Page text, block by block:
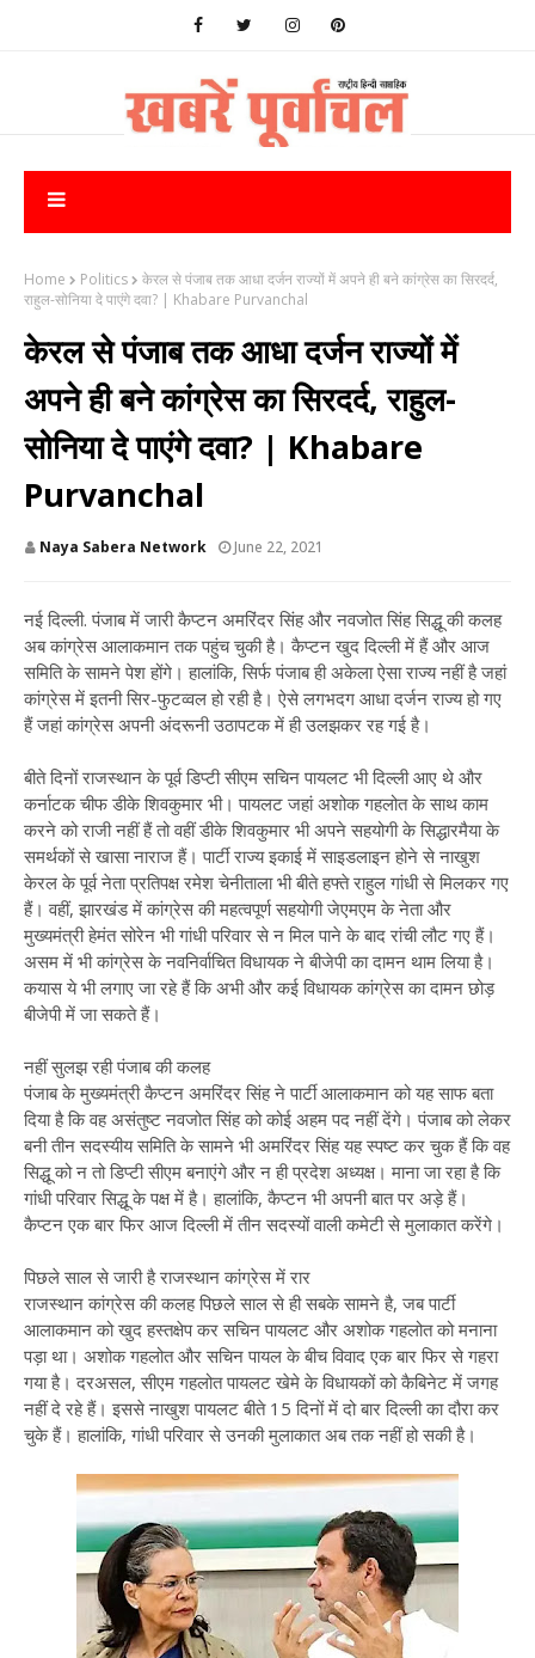
Home Politics
केरल से पंजाब तक आधा दर्जन राज्यों में अपने ही बने कांग्रेस का सिरदर्द,
राहुल-सोनिया दे पाएंगे दवा? | Khabare Purvanchal
केरल से पंजाब तक आधा दर्जन राज्यों में
अपने ही बने कांग्रेस का सिरदर्द, राहुल-
सोनिया दे पाएंगे दवा? | Khabare
Purvanchal
Naya Sabera Network June 22, 2021
नई दिल्ली. पंजाब में जारी कैप्टन अमरिंदर सिंह और नवजोत सिंह सिद्धू की कलह
अब कांग्रेस आलाकमान तक पहुंच चुकी है। कैप्टन खुद दिल्ली में हैं और आज
समिति के सामने पेश होंगे। हालांकि, सिर्फ पंजाब ही अकेला ऐसा राज्य नहीं है जहां
कांग्रेस में इतनी सिर-फुटव्वल हो रही है। ऐसे लगभदग आधा दर्जन राज्य हो गए
हैं जहां कांग्रेस अपनी अंदरूनी उठापटक में ही उलझकर रह गई है।
बीते दिनों राजस्थान के पूर्व डिप्टी सीएम सचिन पायलट भी दिल्ली आए थे और
कर्नाटक चीफ डीके शिवकुमार भी। पायलट जहां अशोक गहलोत के साथ काम
करने को राजी नहीं हैं तो वहीं डीके शिवकुमार भी अपने सहयोगी के सिद्धारमैया के
समर्थकों से खासा नाराज हैं। पार्टी राज्य इकाई में साइडलाइन होने से नाखुश
केरल के पूर्व नेता प्रतिपक्ष रमेश चेनीताला भी बीते हफ्ते राहुल गांधी से मिलकर गए
हैं। वहीं, झारखंड में कांग्रेस की महत्वपूर्ण सहयोगी जेएमएम के नेता और
मुख्यमंत्री हेमंत सोरेन भी गांधी परिवार से न मिल पाने के बाद रांची लौट गए हैं।
असम में भी कांग्रेस के नवनिर्वाचित विधायक ने बीजेपी का दामन थाम लिया है।
कयास ये भी लगाए जा रहे हैं कि अभी और कई विधायक कांग्रेस का दामन छोड़
बीजेपी में जा सकते हैं।
नहीं सुलझ रही पंजाब की कलह
पंजाब के मुख्यमंत्री कैप्टन अमरिंदर सिंह ने पार्टी आलाकमान को यह साफ बता
दिया है कि वह असंतुष्ट नवजोत सिंह को कोई अहम पद नहीं देंगे। पंजाब को लेकर
बनी तीन सदस्यीय समिति के सामने भी अमरिंदर सिंह यह स्पष्ट कर चुक हैं कि वह
सिद्धू को न तो डिप्टी सीएम बनाएंगे और न ही प्रदेश अध्यक्ष। माना जा रहा है कि
गांधी परिवार सिद्धू के पक्ष में है। हालांकि, कैप्टन भी अपनी बात पर अड़े हैं।
कैप्टन एक बार फिर आज दिल्ली में तीन सदस्यों वाली कमेटी से मुलाकात करेंगे।
पिछले साल से जारी है राजस्थान कांग्रेस में रार
राजस्थान कांग्रेस की कलह पिछले साल से ही सबके सामने है, जब पार्टी
आलाकमान को खुद हस्तक्षेप कर सचिन पायलट और अशोक गहलोत को मनाना
पड़ा था। अशोक गहलोत और सचिन पायल के बीच विवाद एक बार फिर से गहरा
गया है। दरअसल, सीएम गहलोत पायलट खेमे के विधायकों को कैबिनेट में जगह
नहीं दे रहे हैं। इससे नाखुश पायलट बीते 15 दिनों में दो बार दिल्ली का दौरा कर
चुके हैं। हालांकि, गांधी परिवार से उनकी मुलाकात अब तक नहीं हो सकी है।